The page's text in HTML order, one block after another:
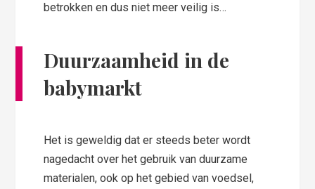
betrokken en dus niet meer veilig is…
Duurzaamheid in de
babymarkt
Het is geweldig dat er steeds beter wordt
nagedacht over het gebruik van duurzame
materialen, ook op het gebied van voedsel,